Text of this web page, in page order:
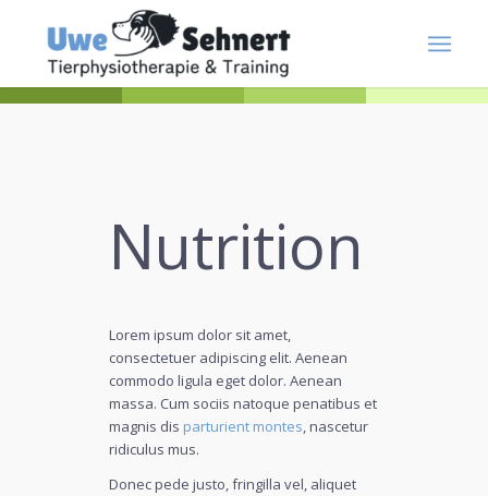
Nutrition
Lorem ipsum dolor sit amet,
consectetuer adipiscing elit. Aenean
commodo ligula eget dolor. Aenean
massa. Cum sociis natoque penatibus et
magnis dis parturient montes, nascetur
ridiculus mus.
Donec pede justo, fringilla vel, aliquet